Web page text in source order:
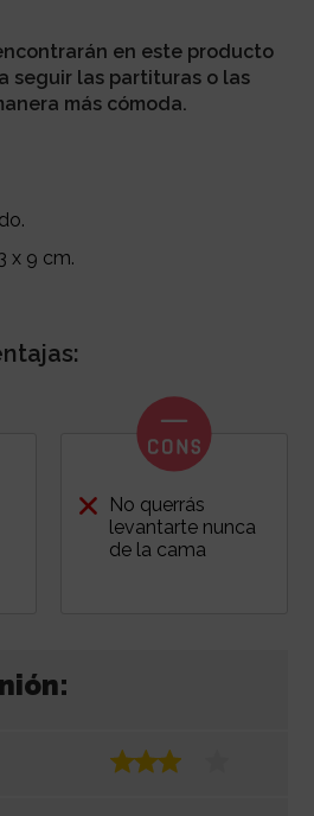
en este producto
seguir las partituras o las
más cómoda.
x 9 cm.
No querrás
levantarte nunca
de la cama